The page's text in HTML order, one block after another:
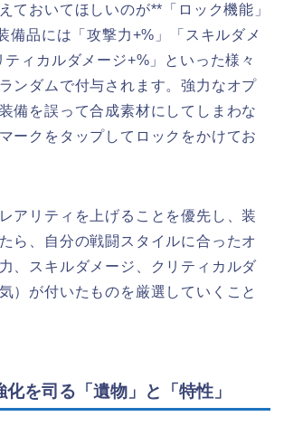
ておいてほしいのが**「ロック機能」
備品には「攻撃力+%」「スキルダメ
ティカルダメージ+%」といった様々
ンダムで付与されます。強力なオプ
備を誤って合成素材にしてしまわな
ークをタップしてロックをかけてお
アリティを上げることを優先し、装
ら、自分の戦闘スタイルに合ったオ
、スキルダメージ、クリティカルダ
）が付いたものを厳選していくこと
を司る「遺物」と「特性」